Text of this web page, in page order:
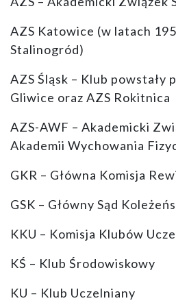
AZS Katowice (w latach
Stalinogród)
AZS Śląsk – Klub powstały
Gliwice oraz AZS Rokitnica
AZS-AWF – Akademicki
Akademii Wychowania
GKR – Główna Komisja
GSK – Główny Sąd
KKU – Komisja Klubów
KŚ – Klub Środowiskowy
KU – Klub Uczelniany